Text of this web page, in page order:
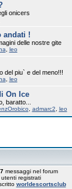
onicers
andati !
delle nostre gite
leo
del piu` e del meno!!!
leo
On Ice
baratto...
admarc2 leo
messaggi nel forum
utenti registrati
worldescortsclub